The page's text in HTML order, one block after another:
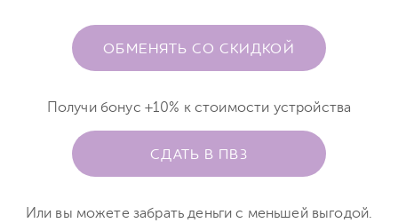
ОБМЕНЯТЬ СО СКИДКОЙ
Получи бонус +10% к стоимости устройства
СДАТЬ В ПВЗ
Или вы можете забрать деньги с меньшей выгодой.